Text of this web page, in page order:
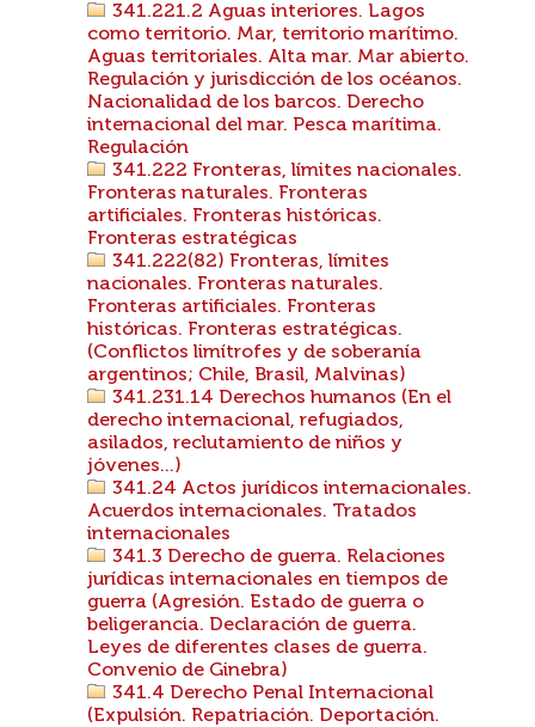
341.221.2 Aguas interiores. Lagos
como territorio. Mar, territorio marítimo.
Aguas territoriales. Alta mar. Mar abierto.
Regulación y jurisdicción de los océanos.
Nacionalidad de los barcos. Derecho
internacional del mar. Pesca marítima.
Regulación
341.222 Fronteras, límites nacionales.
Fronteras naturales. Fronteras
artificiales. Fronteras históricas.
Fronteras estratégicas
341.222(82) Fronteras, límites
nacionales. Fronteras naturales.
Fronteras artificiales. Fronteras
históricas. Fronteras estratégicas.
(Conflictos limítrofes y de soberanía
argentinos; Chile, Brasil, Malvinas)
341.231.14 Derechos humanos (En el
derecho internacional, refugiados,
asilados, reclutamiento de niños y
jóvenes...)
341.24 Actos jurídicos internacionales.
Acuerdos internacionales. Tratados
internacionales
341.3 Derecho de guerra. Relaciones
jurídicas internacionales en tiempos de
guerra (Agresión. Estado de guerra o
beligerancia. Declaración de guerra.
Leyes de diferentes clases de guerra.
Convenio de Ginebra)
341.4 Derecho Penal Internacional
(Expulsión. Repatriación. Deportación.